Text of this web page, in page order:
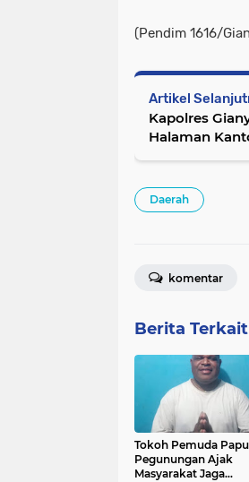
(Pendim 1616/
Artikel
Kapolres
Halaman
Daerah
komentar
Berita Terkait
Tokoh Pemuda
Pegunungan Ajak
Masyarakat Jaga